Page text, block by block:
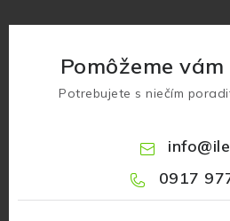
Pomôžeme
Potrebujete s niečím
info@
0917